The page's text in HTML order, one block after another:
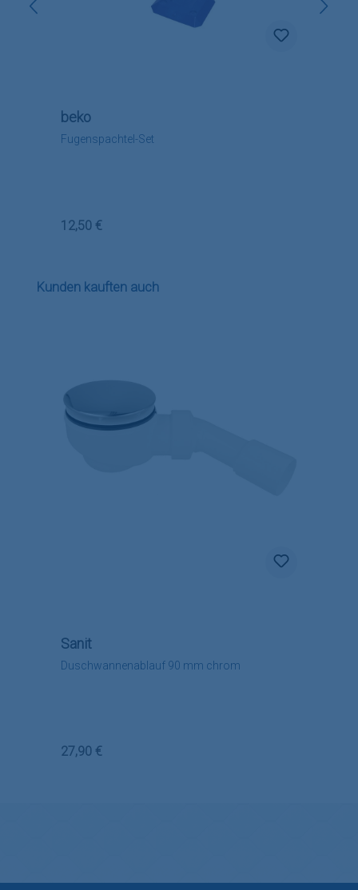
Fugenspachtel-Set
beko
Regulärer Preis:
12,50 €
Produktgalerie überspringen
Kunden kauften auch
Duschwannenablauf 90 mm chrom
Sanit
Regulärer Preis:
27,90 €